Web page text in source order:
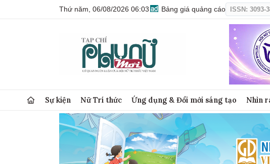
Thứ năm, 06/08/2026 06:03 Bảng giá quảng cáo ISSN: 3093-
Sự kiện Nữ Trí thức Ứng dụng & Đổi mới sáng tạo Nhìn